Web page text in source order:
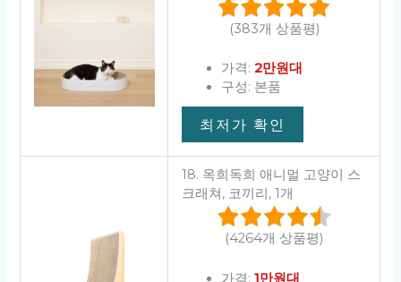
(383개 상품평)
가격: 2만원대
구성: 본품
최저가 확인
18. 옥희독희 애니멀 고양이 스
크래쳐, 코끼리, 1개
(4264개 상품평)
가격: 1만원대